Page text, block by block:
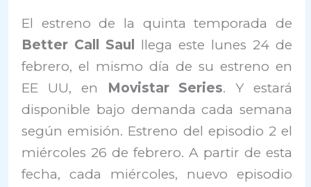
El estreno de la quinta temporada de
Better Call Saul
llega este lunes 24 de
febrero, el mismo día de su estreno en
EE UU, en
Movistar Series. Y estará
disponible bajo demanda cada semana
según emisión. Estreno del episodio 2 el
miércoles 26 de febrero. A partir de esta
fecha, cada miércoles, nuevo episodio